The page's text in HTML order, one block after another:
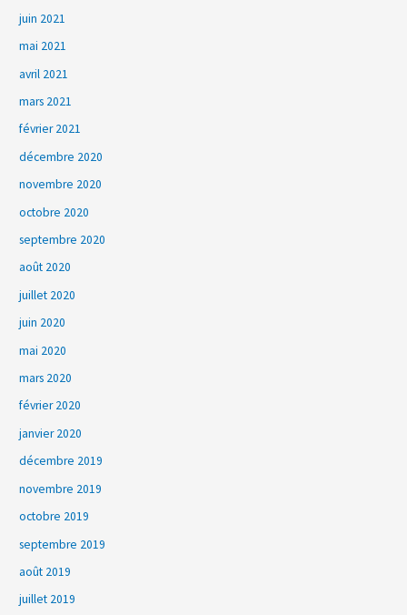
juin 2021
mai 2021
avril 2021
mars 2021
février 2021
décembre 2020
novembre 2020
octobre 2020
septembre 2020
août 2020
juillet 2020
juin 2020
mai 2020
mars 2020
février 2020
janvier 2020
décembre 2019
novembre 2019
octobre 2019
septembre 2019
août 2019
juillet 2019